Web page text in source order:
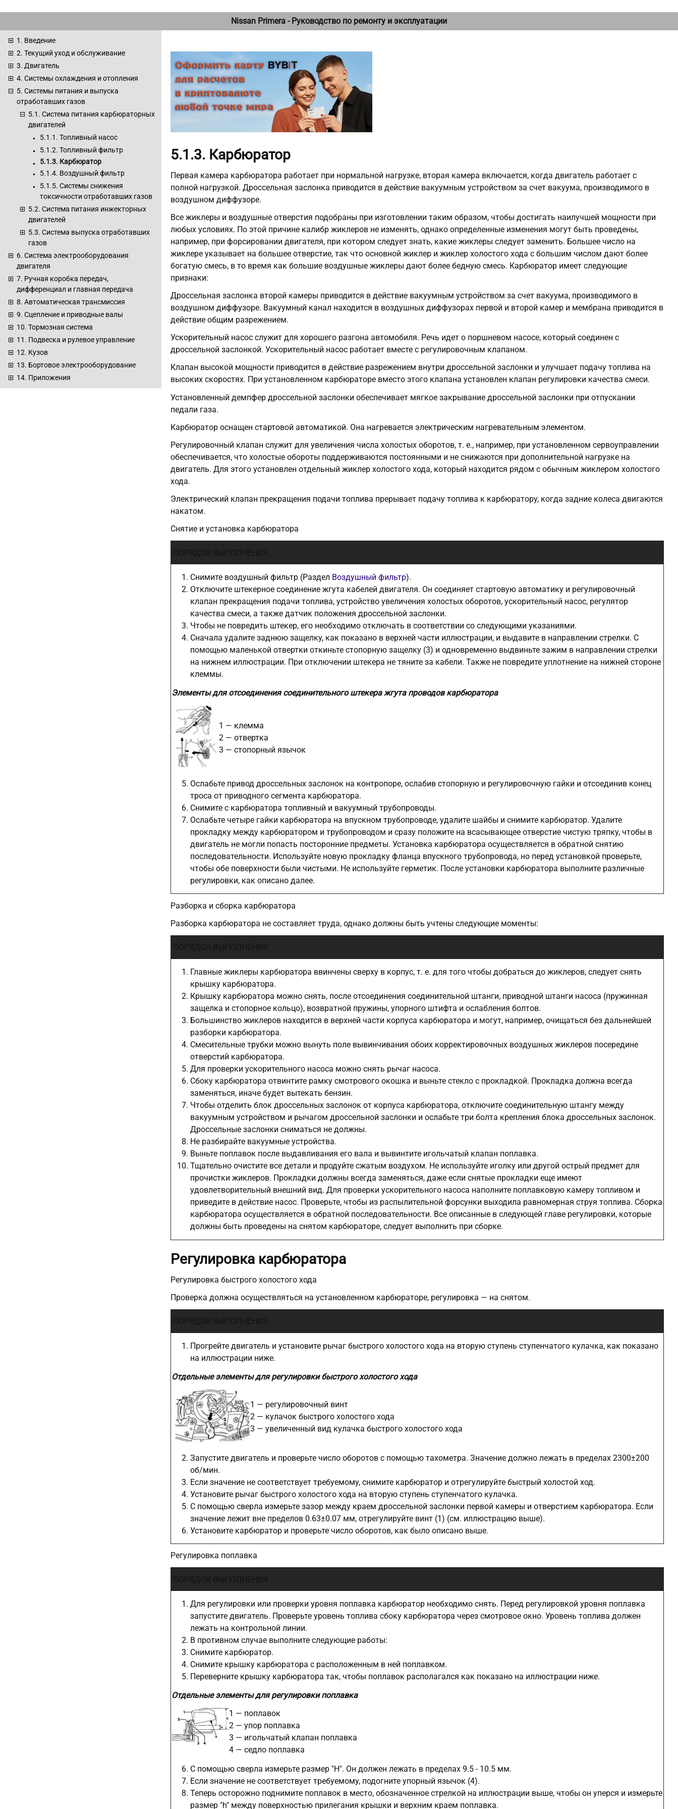
Nissan Primera - Руководство по ремонту и эксплуатации
1. Введение
2. Текущий уход и обслуживание
3. Двигатель
4. Системы охлаждения и отопления
5. Системы питания и выпуска
отработавших газов
5.1. Система питания карбюраторных
двигателей
5.1.1. Топливный насос
5.1.2. Топливный фильтр
5.1.3. Карбюратор
5.1.4. Воздушный фильтр
5.1.5. Системы снижения
токсичности отработавших газов
5.2. Система питания инжекторных
двигателей
5.3. Система выпуска отработавших
газов
6. Система электрооборудования
двигателя
7. Ручная коробка передач,
дифференциал и главная передача
8. Автоматическая трансмиссия
9. Сцепление и приводные валы
10. Тормозная система
11. Подвеска и рулевое управление
12. Кузов
13. Бортовое электрооборудование
14. Приложения
5.1.3. Карбюратор
Первая камера карбюратора работает при нормальной нагрузке, вторая камера включается, когда двигатель работает с
полной нагрузкой. Дроссельная заслонка приводится в действие вакуумным устройством за счет вакуума, производимого в
воздушном диффузоре.
Все жиклеры и воздушные отверстия подобраны при изготовлении таким образом, чтобы достигать наилучшей мощности при
любых условиях. По этой причине калибр жиклеров не изменять, однако определенные изменения могут быть проведены,
например, при форсировании двигателя, при котором следует знать, какие жиклеры следует заменить. Большее число на
жиклере указывает на большее отверстие, так что основной жиклер и жиклер холостого хода с большим числом дают более
богатую смесь, в то время как большие воздушные жиклеры дают более бедную смесь. Карбюратор имеет следующие
признаки:
Дроссельная заслонка второй камеры приводится в действие вакуумным устройством за счет вакуума, производимого в
воздушном диффузоре. Вакуумный канал находится в воздушных диффузорах первой и второй камер и мембрана приводится в
действие общим разрежением.
Ускорительный насос служит для хорошего разгона автомобиля. Речь идет о поршневом насосе, который соединен с
дроссельной заслонкой. Ускорительный насос работает вместе с регулировочным клапаном.
Клапан высокой мощности приводится в действие разрежением внутри дроссельной заслонки и улучшает подачу топлива на
высоких скоростях. При установленном карбюраторе вместо этого клапана установлен клапан регулировки качества смеси.
Установленный демпфер дроссельной заслонки обеспечивает мягкое закрывание дроссельной заслонки при отпускании
педали газа.
Карбюратор оснащен стартовой автоматикой. Она нагревается электрическим нагревательным элементом.
Регулировочный клапан служит для увеличения числа холостых оборотов, т. е., например, при установленном сервоуправлении
обеспечивается, что холостые обороты поддерживаются постоянными и не снижаются при дополнительной нагрузке на
двигатель. Для этого установлен отдельный жиклер холостого хода, который находится рядом с обычным жиклером холостого
хода.
Электрический клапан прекращения подачи топлива прерывает подачу топлива к карбюратору, когда задние колеса двигаются
накатом.
Снятие и установка карбюратора
Снимите воздушный фильтр (Раздел Воздушный фильтр).
Отключите штекерное соединение жгута кабелей двигателя. Он соединяет стартовую автоматику и регулировочный
клапан прекращения подачи топлива, устройство увеличения холостых оборотов, ускорительный насос, регулятор
качества смеси, а также датчик положения дроссельной заслонки.
Чтобы не повредить штекер, его необходимо отключать в соответствии со следующими указаниями.
Сначала удалите заднюю защелку, как показано в верхней части иллюстрации, и выдавите в направлении стрелки. С
помощью маленькой отвертки откиньте стопорную защелку (3) и одновременно выдвиньте зажим в направлении стрелки
на нижнем иллюстрации. При отключении штекера не тяните за кабели. Также не повредите уплотнение на нижней стороне
клеммы.
Элементы для отсоединения соединительного штекера жгута проводов карбюратора
1 — клемма
2 — отвертка
3 — стопорный язычок
Ослабьте привод дроссельных заслонок на контропоре, ослабив стопорную и регулировочную гайки и отсоединив конец
троса от приводного сегмента карбюратора.
Снимите с карбюратора топливный и вакуумный трубопроводы.
Ослабьте четыре гайки карбюратора на впускном трубопроводе, удалите шайбы и снимите карбюратор. Удалите
прокладку между карбюратором и трубопроводом и сразу положите на всасывающее отверстие чистую тряпку, чтобы в
двигатель не могли попасть посторонние предметы. Установка карбюратора осуществляется в обратной снятию
последовательности. Используйте новую прокладку фланца впускного трубопровода, но перед установкой проверьте,
чтобы обе поверхности были чистыми. Не используйте герметик. После установки карбюратора выполните различные
регулировки, как описано далее.
Разборка и сборка карбюратора
Разборка карбюратора не составляет труда, однако должны быть учтены следующие моменты:
Главные жиклеры карбюратора ввинчены сверху в корпус, т. е. для того чтобы добраться до жиклеров, следует снять
крышку карбюратора.
Крышку карбюратора можно снять, после отсоединения соединительной штанги, приводной штанги насоса (пружинная
защелка и стопорное кольцо), возвратной пружины, упорного штифта и ослабления болтов.
Большинство жиклеров находится в верхней части корпуса карбюратора и могут, например, очищаться без дальнейшей
разборки карбюратора.
Смесительные трубки можно вынуть поле вывинчивания обоих корректировочных воздушных жиклеров посередине
отверстий карбюратора.
Для проверки ускорительного насоса можно снять рычаг насоса.
Сбоку карбюратора отвинтите рамку смотрового окошка и выньте стекло с прокладкой. Прокладка должна всегда
заменяться, иначе будет вытекать бензин.
Чтобы отделить блок дроссельных заслонок от корпуса карбюратора, отключите соединительную штангу между
вакуумным устройством и рычагом дроссельной заслонки и ослабьте три болта крепления блока дроссельных заслонок.
Дроссельные заслонки сниматься не должны.
Не разбирайте вакуумные устройства.
Выньте поплавок после выдавливания его вала и вывинтите игольчатый клапан поплавка.
Тщательно очистите все детали и продуйте сжатым воздухом. Не используйте иголку или другой острый предмет для
прочистки жиклеров. Прокладки должны всегда заменяться, даже если снятые прокладки еще имеют
удовлетворительный внешний вид. Для проверки ускорительного насоса наполните поплавковую камеру топливом и
приведите в действие насос. Проверьте, чтобы из распылительной форсунки выходила равномерная струя топлива. Сборка
карбюратора осуществляется в обратной последовательности. Все описанные в следующей главе регулировки, которые
должны быть проведены на снятом карбюраторе, следует выполнить при сборке.
Регулировка карбюратора
Регулировка быстрого холостого хода
Проверка должна осуществляться на установленном карбюраторе, регулировка — на снятом.
Прогрейте двигатель и установите рычаг быстрого холостого хода на вторую ступень ступенчатого кулачка, как показано
на иллюстрации ниже.
Отдельные элементы для регулировки быстрого холостого хода
1 — регулировочный винт
2 — кулачок быстрого холостого хода
3 — увеличенный вид кулачка быстрого холостого хода
Запустите двигатель и проверьте число оборотов с помощью тахометра. Значение должно лежать в пределах 2300±200
об/мин.
Если значение не соответствует требуемому, снимите карбюратор и отрегулируйте быстрый холостой ход.
Установите рычаг быстрого холостого хода на вторую ступень ступенчатого кулачка.
С помощью сверла измерьте зазор между краем дроссельной заслонки первой камеры и отверстием карбюратора. Если
значение лежит вне пределов 0.63±0.07 мм, отрегулируйте винт (1) (см. иллюстрацию выше).
Установите карбюратор и проверьте число оборотов, как было описано выше.
Регулировка поплавка
Для регулировки или проверки уровня поплавка карбюратор необходимо снять. Перед регулировкой уровня поплавка
запустите двигатель. Проверьте уровень топлива сбоку карбюратора через смотровое окно. Уровень топлива должен
лежать на контрольной линии.
В противном случае выполните следующие работы:
Снимите карбюратор.
Снимите крышку карбюратора с расположенным в ней поплавком.
Переверните крышку карбюратора так, чтобы поплавок располагался как показано на иллюстрации ниже.
Отдельные элементы для регулировки поплавка
1 — поплавок
2 — упор поплавка
3 — игольчатый клапан поплавка
4 — седло поплавка
С помощью сверла измерьте размер "Н". Он должен лежать в пределах 9.5 - 10.5 мм.
Если значение не соответствует требуемому, подогните упорный язычок (4).
Теперь осторожно поднимите поплавок в место, обозначенное стрелкой на иллюстрации выше, чтобы он уперся и измерьте
размер "h" между поверхностью прилегания крышки и верхним краем поплавка.